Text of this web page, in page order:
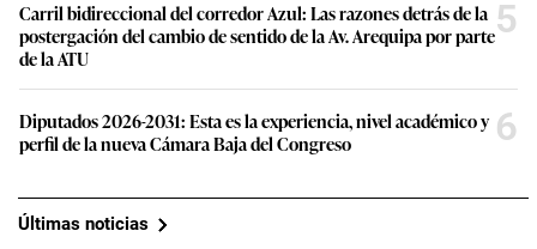
Carril bidireccional del corredor Azul: Las razones detrás de la
postergación del cambio de sentido de la Av. Arequipa por parte
de la ATU
5
Diputados 2026-2031: Esta es la experiencia, nivel académico y
perfil de la nueva Cámara Baja del Congreso
6
Últimas noticias